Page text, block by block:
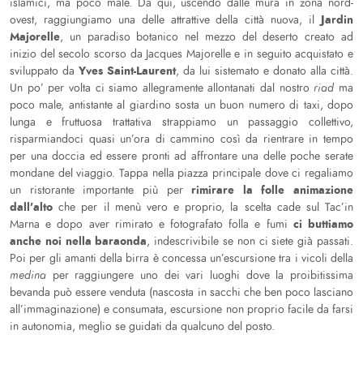
islamici, ma poco male. Da qui, uscendo dalle mura in zona nord-
ovest, raggiungiamo una delle attrattive della città nuova, ilJardin
Majorelle, un paradiso botanico nel mezzo del deserto creato ad
inizio del secolo scorso da Jacques Majorelle e in seguito acquistato e
sviluppato da Yves Saint-Laurent, da lui sistemato e donato alla città.
Un po’ per volta ci siamo allegramente allontanati dal nostroriad ma
poco male, antistante al giardino sosta un buon numero di taxi, dopo
lunga e fruttuosa trattativa strappiamo un passaggio collettivo,
risparmiandoci quasi un’ora di cammino così da rientrare in tempo
per una doccia ed essere pronti ad affrontare una delle poche serate
mondane del viaggio. Tappa nella piazza principale dove ci regaliamo
un ristorante importante più perrimirare la folle animazione
dall’alto che per il menù vero e proprio, la scelta cade sul Tac’in
Marna e dopo aver rimirato e fotografato folla e fumi ci buttiamo
anche noi nella baraonda, indescrivibile se non ci siete già passati.
Poi per gli amanti della birra è concessa un’escursione tra i vicoli della
medina per raggiungere uno dei vari luoghi dove la proibitissima
bevanda può essere venduta (nascosta in sacchi che ben poco lasciano
all’immaginazione) e consumata, escursione non proprio facile da farsi
in autonomia, meglio se guidati da qualcuno del posto.